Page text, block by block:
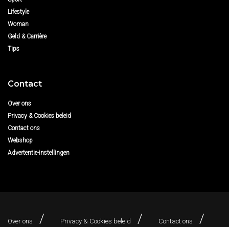
Lifestyle
Woman
Geld & Carrière
Tips
Contact
Over ons
Privacy & Cookies beleid
Contact ons
Webshop
Advertentie-instellingen
Over ons Privacy & Cookies beleid Contact ons